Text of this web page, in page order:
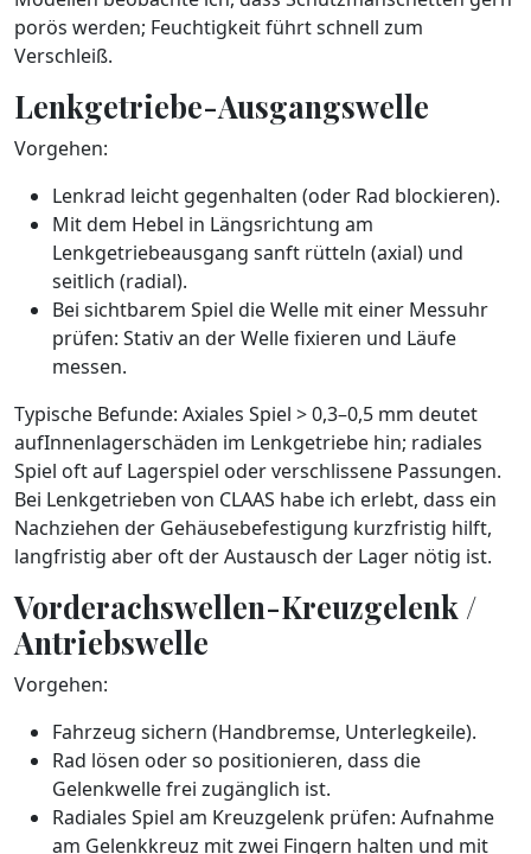
porös werden; Feuchtigkeit führt schnell zum
Verschleiß.
Lenkgetriebe-Ausgangswelle
Vorgehen:
Lenkrad leicht gegenhalten (oder Rad blockieren).
Mit dem Hebel in Längsrichtung am
Lenkgetriebeausgang sanft rütteln (axial) und
seitlich (radial).
Bei sichtbarem Spiel die Welle mit einer Messuhr
prüfen: Stativ an der Welle fixieren und Läufe
messen.
Typische Befunde: Axiales Spiel > 0,3–0,5 mm deutet
aufInnenlagerschäden im Lenkgetriebe hin; radiales
Spiel oft auf Lagerspiel oder verschlissene Passungen.
Bei Lenkgetrieben von CLAAS habe ich erlebt, dass ein
Nachziehen der Gehäusebefestigung kurzfristig hilft,
langfristig aber oft der Austausch der Lager nötig ist.
Vorderachswellen-Kreuzgelenk /
Antriebswelle
Vorgehen:
Fahrzeug sichern (Handbremse, Unterlegkeile).
Rad lösen oder so positionieren, dass die
Gelenkwelle frei zugänglich ist.
Radiales Spiel am Kreuzgelenk prüfen: Aufnahme
am Gelenkkreuz mit zwei Fingern halten und mit